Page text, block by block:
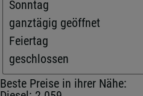
Sonntag
ganztägig geöffnet
Feiertag
geschlossen
Beste Preise in ihrer Nähe: